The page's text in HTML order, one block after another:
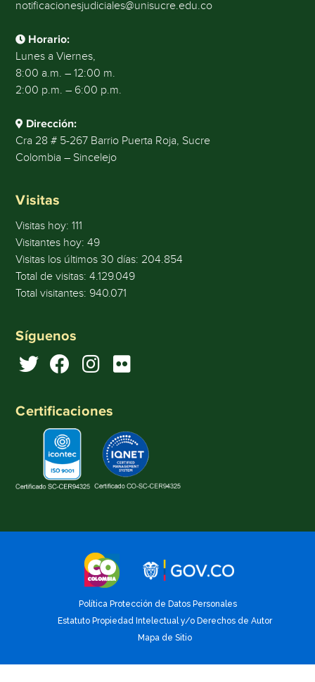
notificacionesjudiciales@unisucre.edu.co
Horario:
Lunes a Viernes,
8:00 a.m. – 12:00 m.
2:00 p.m. – 6:00 p.m.
Dirección:
Cra 28 # 5-267 Barrio Puerta Roja, Sucre
Colombia – Sincelejo
Visitas
Visitas hoy:111
Visitantes hoy:49
Visitas los últimos 30 días: 204.854
Total de visitas:4.129.049
Total visitantes: 940.071
Síguenos
Certificaciones
Política Protección de Datos Personales
Estatuto Propiedad Intelectual y/o Derechos de Autor
Mapa de Sitio